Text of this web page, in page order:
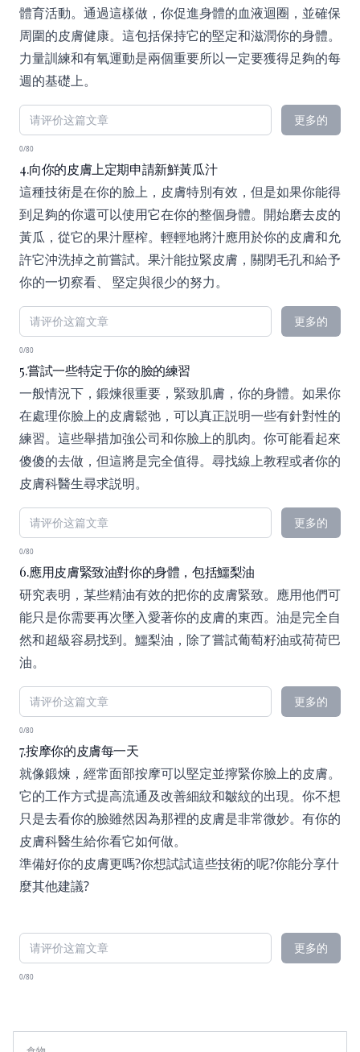
體育活動。通過這樣做，你促進身體的血液迴圈，並確保
周圍的皮膚健康。這包括保持它的堅定和滋潤你的身體。
力量訓練和有氧運動是兩個重要所以一定要獲得足夠的每
週的基礎上。
更多的
0/80
4.向你的皮膚上定期申請新鮮黃瓜汁
這種技術是在你的臉上，皮膚特別有效，但是如果你能得
到足夠的你還可以使用它在你的整個身體。開始磨去皮的
黃瓜，從它的果汁壓榨。輕輕地將汁應用於你的皮膚和允
許它沖洗掉之前嘗試。果汁能拉緊皮膚，關閉毛孔和給予
你的一切察看、 堅定與很少的努力。
更多的
0/80
5.嘗試一些特定于你的臉的練習
一般情況下，鍛煉很重要，緊致肌膚，你的身體。如果你
在處理你臉上的皮膚鬆弛，可以真正説明一些有針對性的
練習。這些舉措加強公司和你臉上的肌肉。你可能看起來
傻傻的去做，但這將是完全值得。尋找線上教程或者你的
皮膚科醫生尋求説明。
更多的
0/80
6.應用皮膚緊致油對你的身體，包括鱷梨油
研究表明，某些精油有效的把你的皮膚緊致。應用他們可
能只是你需要再次墜入愛著你的皮膚的東西。油是完全自
然和超級容易找到。鱷梨油，除了嘗試葡萄籽油或荷荷巴
油。
更多的
0/80
7.按摩你的皮膚每一天
就像鍛煉，經常面部按摩可以堅定並擰緊你臉上的皮膚。
它的工作方式提高流通及改善細紋和皺紋的出現。你不想
只是去看你的臉雖然因為那裡的皮膚是非常微妙。有你的
皮膚科醫生給你看它如何做。
準備好你的皮膚更嗎?你想試試這些技術的呢?你能分享什
麼其他建議?
更多的
0/80